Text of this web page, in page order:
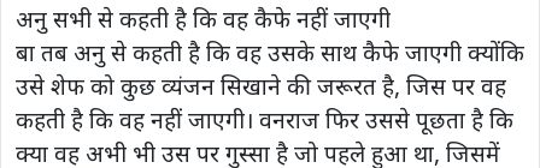
अनु सभी से कहती है कि वह कैफे नहीं जाएगी
बा तब अनु से कहती है कि वह उसके साथ कैफे जाएगी क्योंकि
उसे शेफ को कुछ व्यंजन सिखाने की जरूरत है, जिस पर वह
कहती है कि वह नहीं जाएगी। वनराज फिर उससे पूछता है कि
क्या वह अभी भी उस पर गुस्सा है जो पहले हुआ था, जिसमें